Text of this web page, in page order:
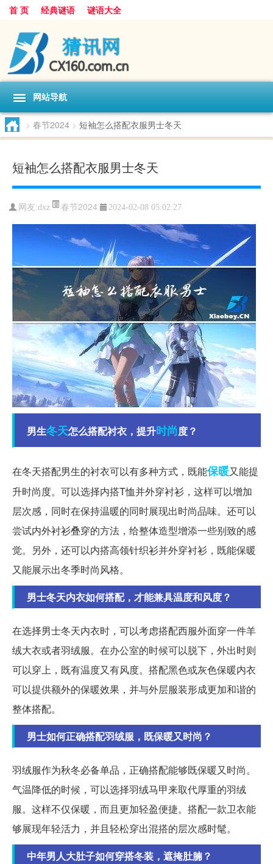
首 页 经典谜语 谜语大全
网站导航
> 春节2024 > 短袖怎么搭配衣服男士冬天
短袖怎么搭配衣服男士冬天
网友:dxz 春节2024 2024-02-08 05:02:27
男生冬天怎么搭配衬衣，提升时尚度？
在冬天搭配男生的衬衣可以有多种方式，既能保暖又能提
升时尚度。可以选择内搭T恤并外穿衬衫，这样可以增加
层次感，同时在保持温暖的同时展现出时尚品味。还可以
尝试内外衬衫叠穿的方法，给整体造型增添一些别致的感
觉。另外，还可以内搭高领针织衫并外穿衬衫，既能保暖
又能展示出冬季时尚风格。
男士冬天内衣如何搭配，才能兼具温度和风度？
在选择男士冬天内衣时，可以考虑搭配西服外面穿一件羊
绒大衣或者羽绒服。在办公室的时候可以脱下，外出时则
可以穿上，既有温度又有风度。搭配黑色或灰色保暖内衣
可以提供额外的保暖效果，并与外层服装形成更加和谐的
整体搭配。
男士如何正确搭配羽绒服，既保暖又时尚？
羽绒服作为秋冬必备单品，正确搭配能够既保暖又时尚。
气温降低的时候，可以选择羽绒马甲来取代厚重的羽绒
服。这样不仅保暖，而且更加轻盈便捷。搭配一款卫衣能
够展现年轻活力，并且轻松穿出混搭的层次感时髦。
中年男人大肚子如何穿搭冬装，遮掩肚腩？